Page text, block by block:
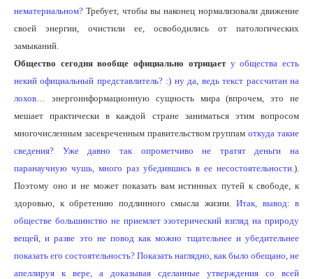
нематериальном? Требует, чтобы вы наконец нормализовали движение
своей энергии, очистили ее, освободились от патологических
замыканий.
Общество сегодня вообще официально отрицает у общества есть
некий официальный представлитель? :) ну да, ведь текст рассчитан на
лохов… энергоинформационную сущность мира (впрочем, это не
мешает практически в каждой стране заниматься этим вопросом
многочисленным засекреченным правительством группамоткуда такие
сведения? Уже давно так опрометчиво не тратят деньги на
паранаучную чушь, много раз убедившись в ее несостоятельности.).
Поэтому оно и не может показать вам истинных путей к свободе, к
здоровью, к обретению подлинного смысла жизни. Итак, вывод: в
обществе большинство не приемлет эзотерический взгляд на природу
вещей, и разве это не повод как можно тщательнее и убедительнее
показать его состоятельность? Показать наглядно, как было обещано, не
апеллируя к вере, а доказывая сделанные утверждения со всей